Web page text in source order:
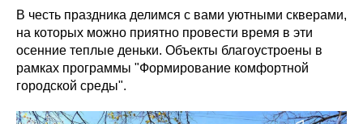
В честь праздника делимся с вами уютными скверами,
на которых можно приятно провести время в эти
осенние теплые деньки. Объекты благоустроены в
рамках программы "Формирование комфортной
городской среды".